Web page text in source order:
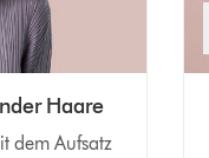
Haare
dem Aufsatz